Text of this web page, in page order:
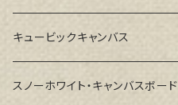
キュービックキャンバス
スノーホワイト・キャンバスボード